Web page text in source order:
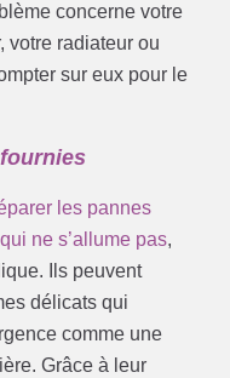
concerne votre
votre radiateur ou
sur eux pour le
les pannes
ne s’allume pas,
Ils peuvent
délicats qui
comme une
Grâce à leur